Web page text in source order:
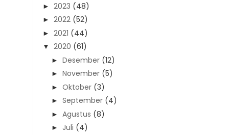
► 2023 (48)
► 2022 (52)
► 2021 (44)
▼ 2020 (61)
► Desember (12)
► November (5)
► Oktober (3)
► September (4)
► Agustus (8)
► Juli (4)